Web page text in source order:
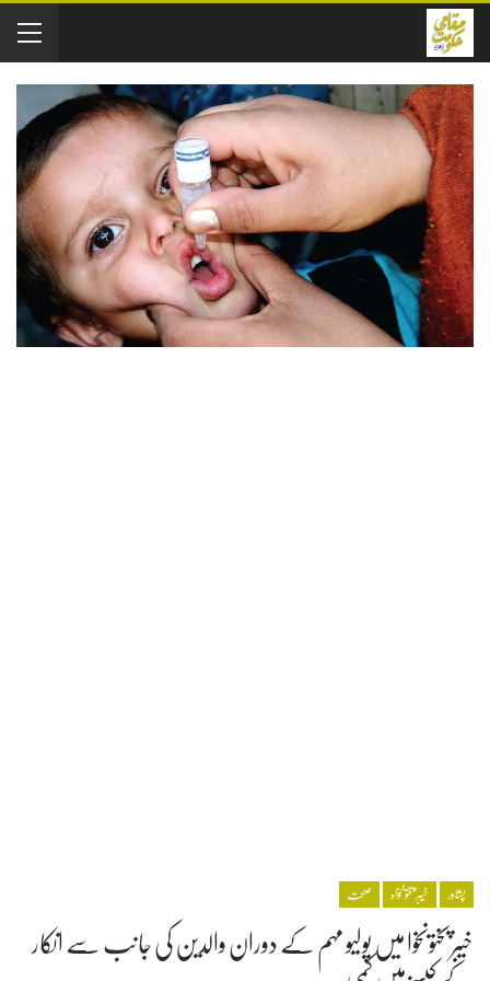
پشاور خیبر پختونخواہ صحت
خیبرپختونخوا میں پولیو مہم کے دوران والدین کی جانب سے انکار